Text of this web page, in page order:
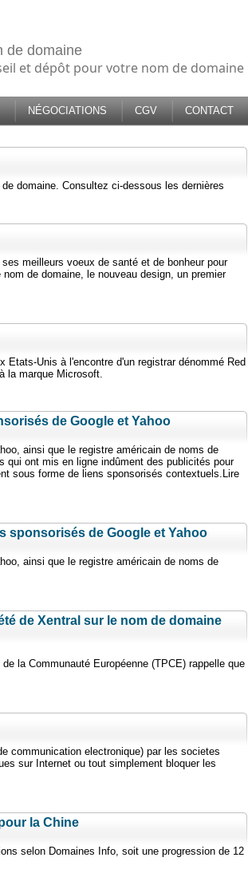
de domaine
et dépôt pour votre nom de domaine
NÉGOCIATIONS CGV CONTACT
domaine. Consultez ci-dessous les dernières
meilleurs voeux de santé et de bonheur pour
de domaine, le nouveau design, un premier
Unis à l'encontre d'un registrar dénommé Red
la marque Microsoft.
de Google et Yahoo
ainsi que le registre américain de noms de
qui ont mis en ligne indûment des publicités pour
sous forme de liens sponsorisés contextuels.Lire
sponsorisés de Google et Yahoo
ainsi que le registre américain de noms de
de Xentral sur le nom de domaine
la Communauté Européenne (TPCE) rappelle que
communication electronique) par les societes
sur Internet ou tout simplement bloquer les
la Chine
selon Domaines Info, soit une progression de 12